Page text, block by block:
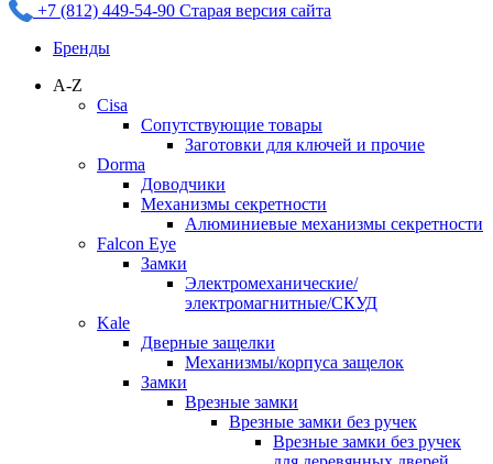
+7 (812) 449-54-90 Старая версия сайта
Бренды
A-Z
Cisa
Сопутствующие товары
Заготовки для ключей и прочие
Dorma
Доводчики
Механизмы секретности
Алюминиевые механизмы секретности
Falcon Eye
Замки
Электромеханические/
электромагнитные/СКУД
Kale
Дверные защелки
Механизмы/корпуса защелок
Замки
Врезные замки
Врезные замки без ручек
Врезные замки без ручек